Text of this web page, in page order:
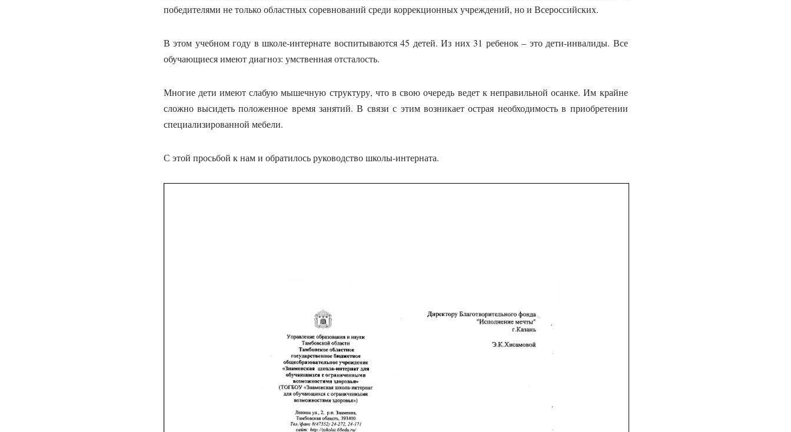
победителями не только областных соревнований среди коррекционных учреждений, но и Всероссийских.
В этом учебном году в школе-интернате воспитываются 45 детей. Из них 31 ребенок – это дети-инвалиды. Все
обучающиеся имеют диагноз: умственная отсталость.
Многие дети имеют слабую мышечную структуру, что в свою очередь ведет к неправильной осанке. Им крайне
сложно высидеть положенное время занятий. В связи с этим возникает острая необходимость в приобретении
специализированной мебели.
С этой просьбой к нам и обратилось руководство школы-интерната.